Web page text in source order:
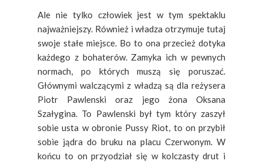
Ale nie tylko człowiek jest w tym spektaklu
najważniejszy. Również i władza otrzymuje tutaj
swoje stałe miejsce. Bo to ona przecież dotyka
każdego z bohaterów. Zamyka ich w pewnych
normach, po których muszą się poruszać.
Głównymi walczącymi z władzą są dla reżysera
Piotr Pawlenski oraz jego żona Oksana
Szałygina. To Pawlenski był tym który zaszył
sobie usta w obronie Pussy Riot, to on przybił
sobie jądra do bruku na placu Czerwonym. W
końcu to on przyodział się w kolczasty drut i